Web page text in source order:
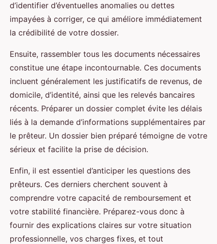
d’identifier d’éventuelles anomalies ou dettes
impayées à corriger, ce qui améliore immédiatement
la crédibilité de votre dossier.
Ensuite, rassembler tous les documents nécessaires
constitue une étape incontournable. Ces documents
incluent généralement les justificatifs de revenus, de
domicile, d’identité, ainsi que les relevés bancaires
récents. Préparer un dossier complet évite les délais
liés à la demande d’informations supplémentaires par
le prêteur. Un dossier bien préparé témoigne de votre
sérieux et facilite la prise de décision.
Enfin, il est essentiel d’anticiper les questions des
prêteurs. Ces derniers cherchent souvent à
comprendre votre capacité de remboursement et
votre stabilité financière. Préparez-vous donc à
fournir des explications claires sur votre situation
professionnelle, vos charges fixes, et tout